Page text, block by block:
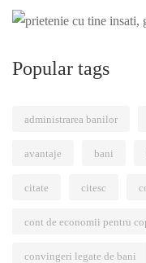
Popular tags
administrarea banilor
avantaje bani
citate citesc
cont de economii pentru
convingeri legate de bani